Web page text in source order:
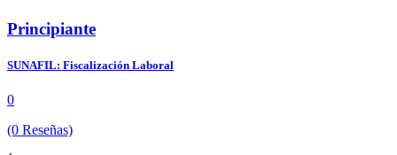
Principiante
SUNAFIL: Fiscalización Laboral
0
(0 Reseñas)